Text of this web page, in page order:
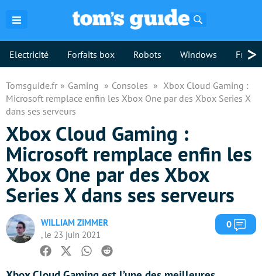
Electricité Forfaits box Robots Windows >
Tomsguide.fr Gaming Consoles
Xbox Cloud Gaming :
Microsoft remplace enfin les Xbox One par des Xbox Series X
dans ses serveurs
Xbox Cloud Gaming :
Microsoft remplace enfin les
Xbox One par des Xbox
Series X dans ses serveurs
WILLIAM ZIMMER
, le 23 juin 2021
0
Facebook
TwitterWhatsapp
Reddit